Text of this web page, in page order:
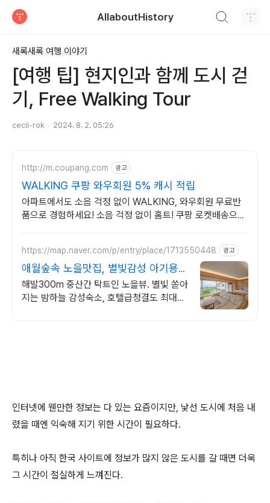
AllaboutHistory
새록새록 여행 이야기
[여행 팁] 현지인과 함께 도시 걷
기, Free Walking Tour
cecil-rok 2024. 8. 2. 05:26
http://m.coupang.com 광고
WALKING 쿠팡 와우회원 5% 캐시 적립
아파트에서도 소음 걱정 없이 WALKING, 와우회원 무료반
품으로 경험하세요! 소음 걱정 없이 홈트! 쿠팡 로켓배송으로
https://map.naver.com/p/entry/place/1713550448 광고
애월숲속 노을맛집, 별빛감성 아기용품
완벽구비, 대가족
해발300m 중산간 탁트인 노을뷰. 별빛 쏟아
지는 밤하늘 감성숙소, 호텔급청결도 최대
인터넷에 웬만한 정보는 다 있는 요즘이지만, 낯선 도시에 처음 내
렸을 때엔 익숙해 지기 위한 시간이 필요하다.
특히나 아직 한국 사이트에 정보가 많지 않은 도시를 갈 때면 더욱
그 시간이 절실하게 느껴진다.